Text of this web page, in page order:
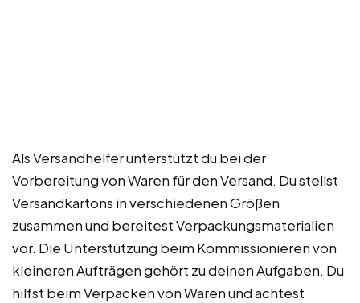
Als Versandhelfer unterstützt du bei der
Vorbereitung von Waren für den Versand. Du stellst
Versandkartons in verschiedenen Größen
zusammen und bereitest Verpackungsmaterialien
vor. Die Unterstützung beim Kommissionieren von
kleineren Aufträgen gehört zu deinen Aufgaben. Du
hilfst beim Verpacken von Waren und achtest